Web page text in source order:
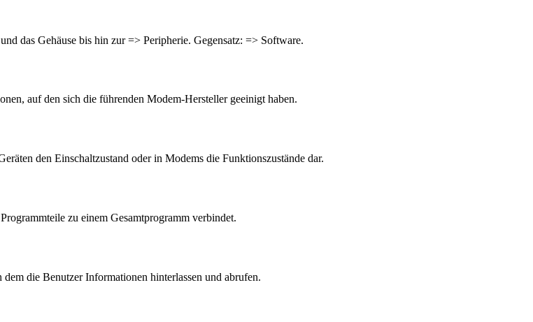
das Gehäuse bis hin zur => Peripherie. Gegensatz: => Software.
auf den sich die führenden Modem-Hersteller geeinigt haben.
den Einschaltzustand oder in Modems die Funktionszustände dar.
zu einem Gesamtprogramm verbindet.
die Benutzer Informationen hinterlassen und abrufen.